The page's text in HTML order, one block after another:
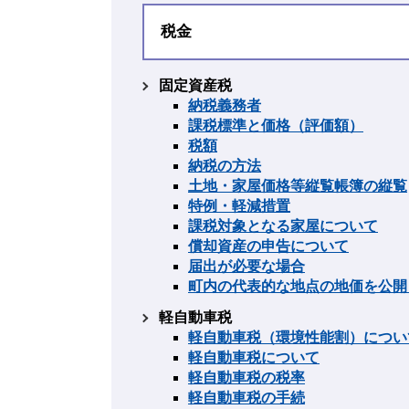
税金
固定資産税
納税義務者
課税標準と価格（評価額）
税額
納税の方法
土地・家屋価格等縦覧帳簿の縦覧
特例・軽減措置
課税対象となる家屋について
償却資産の申告について
届出が必要な場合
町内の代表的な地点の地価を公
軽自動車税
軽自動車税（環境性能割）につい
軽自動車税について
軽自動車税の税率
軽自動車税の手続